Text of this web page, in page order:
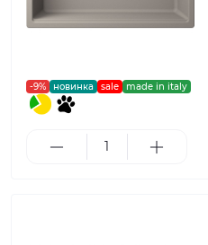
-9% новинка sale made in italy